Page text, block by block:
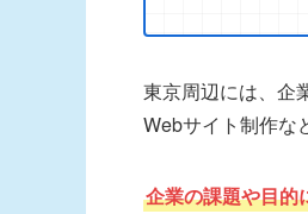
東京周辺には、企
Webサイト制作な
企業の課題や目的